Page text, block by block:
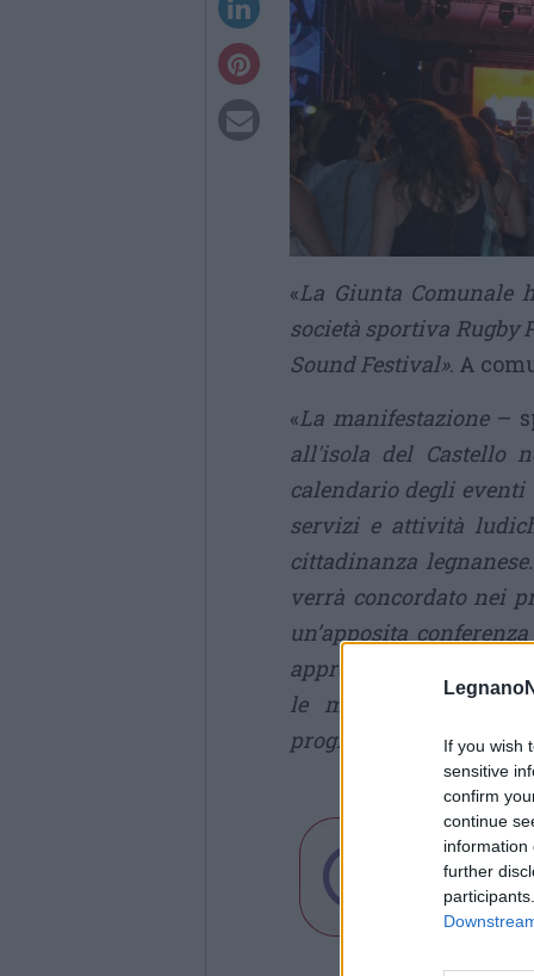
If you wish
sensitive
confirm
continue
information
further
«La Giunta Comunale
società sportiva Rugby
Sound Festival». A
«La manifestazione–
all'isola del Castello
calendario degli
servizi e attività
cittadinanza
verrà concordato nei
un’apposita
approvato dalla
le modalità a cui
programmazione